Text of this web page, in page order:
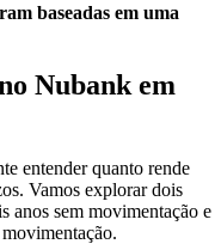
baseadas em uma
Nubank em
entender quanto rende
Vamos explorar dois
anos sem movimentação e